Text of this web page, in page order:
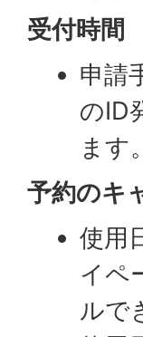
受付時間
申請
のID
ます。
予約のキ
使用
イペ
ルで